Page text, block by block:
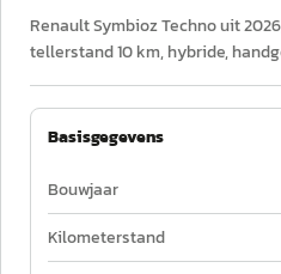
Renault Symbioz Techno uit
tellerstand 10 km, hybride,
Basisgegevens
Bouwjaar
Kilometerstand